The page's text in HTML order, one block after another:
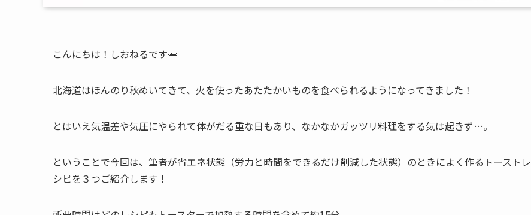
こんにちは！しおねるです🦈
北海道はほんのり秋めいてきて、火を使ったあたたかいものを食べられるようになってきました！
とはいえ気温差や気圧にやられて体がだる重な日もあり、なかなかガッツリ料理をする気は起きず…。
ということで今回は、筆者が省エネ状態（労力と時間をできるだけ削減した状態）のときによく作るトーストレ
シピを３つご紹介します！